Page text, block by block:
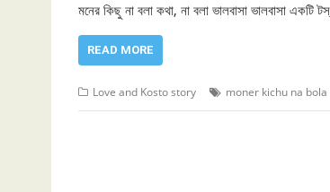
মনের কিছু না বলা কথা, না বলা ভালবাসা ভালবাসা
READ MORE
Love and Kosto story moner kichu na bola